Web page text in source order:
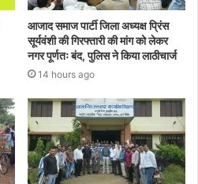
आजाद समाज पार्टी जिला अध्यक्ष प्रिंस
सूर्यवंशी की गिरफ्तारी की मांग को लेकर
नगर पूर्णतः बंद, पुलिस ने किया लाठीचार्ज
14 hours ago